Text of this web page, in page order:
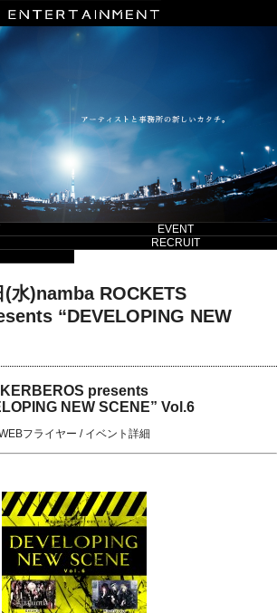
EVENT
RECRUIT
(水)namba ROCKETS
“DEVELOPING NEW
KERBEROS presents
NEW SCENE” Vol.6
フライヤー / イベント詳細